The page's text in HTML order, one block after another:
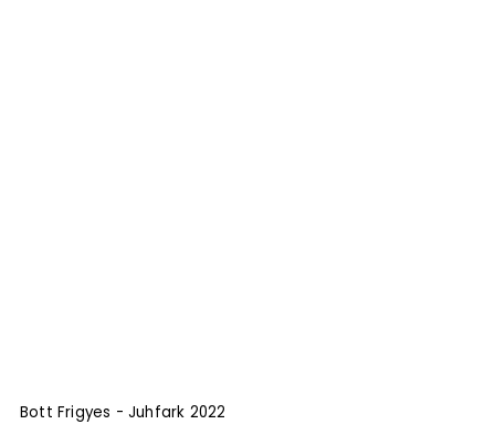
Bott Frigyes - Juhfark 2022